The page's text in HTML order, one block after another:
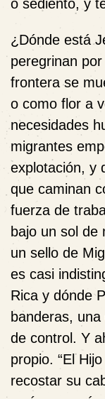
o sediento, y
¿Dónde está
peregrinan
frontera se
o como flor a
necesidades
migrantes
explotación, y
que caminan
fuerza de
bajo un sol de
un sello de
es casi
Rica y dónde
banderas,
de control. Y
propio. “El
recostar su